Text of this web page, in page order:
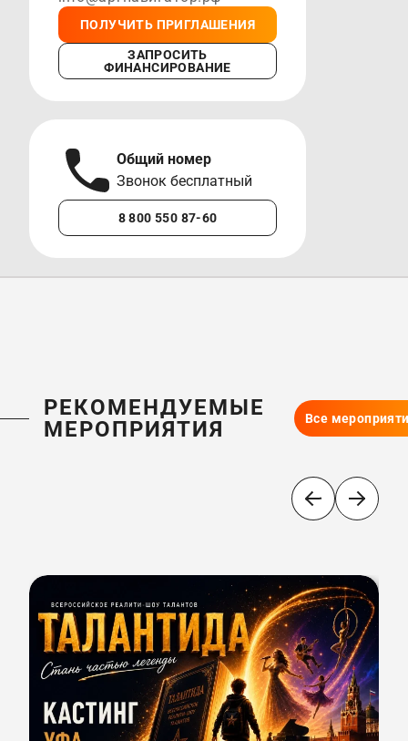
ПОЛУЧИТЬ ПРИГЛАШЕНИЯ
ЗАПРОСИТЬ
ФИНАНСИРОВАНИЕ
Общий номер
Звонок бесплатный
8 800 550 87-60
РЕКОМЕНДУЕМЫЕ
МЕРОПРИЯТИЯ
Все